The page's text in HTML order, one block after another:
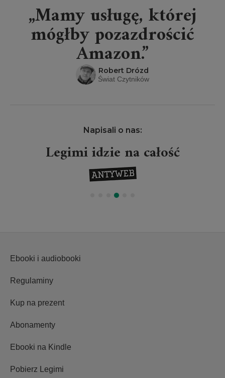
„Mamy usługę, której
mógłby pozazdrościć
Amazon.”
Robert Drózd
Świat Czytników
Napisali o nas:
Legimi idzie na całość
Ebooki i audiobooki
Regulaminy
Kup na prezent
Abonamenty
Ebooki na Kindle
Pobierz Legimi